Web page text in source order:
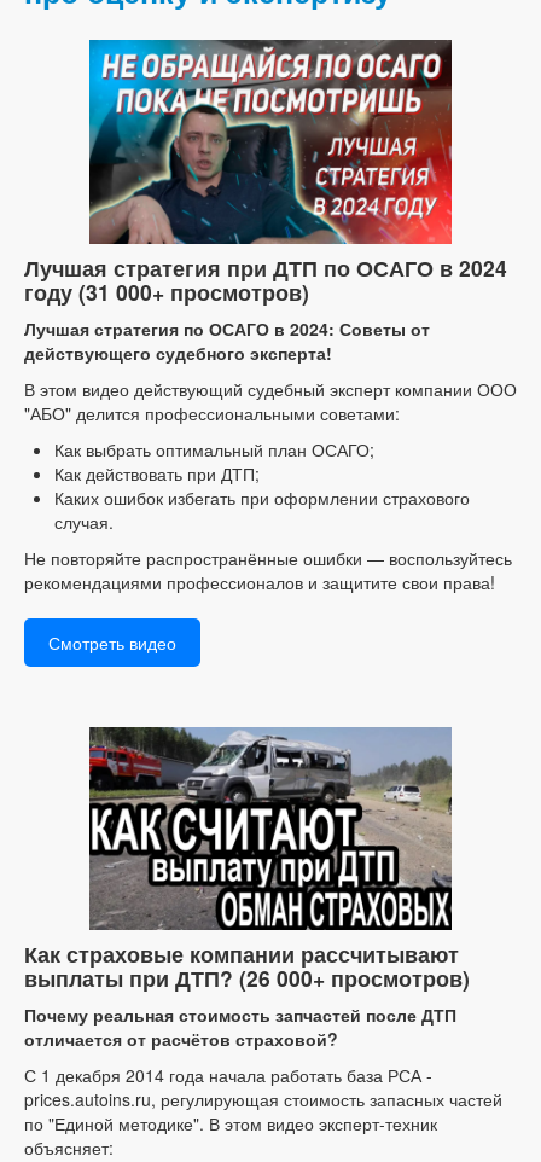
Лучшая стратегия при ДТП по ОСАГО в 2024
году (31 000+ просмотров)
Лучшая стратегия по ОСАГО в 2024: Советы от
действующего судебного эксперта!
В этом видео действующий судебный эксперт компании ООО
"АБО" делится профессиональными советами:
Как выбрать оптимальный план ОСАГО;
Как действовать при ДТП;
Каких ошибок избегать при оформлении страхового
случая.
Не повторяйте распространённые ошибки — воспользуйтесь
рекомендациями профессионалов и защитите свои права!
Смотреть видео
Как страховые компании рассчитывают
выплаты при ДТП? (26 000+ просмотров)
Почему реальная стоимость запчастей после ДТП
отличается от расчётов страховой?
С 1 декабря 2014 года начала работать база РСА -
prices.autoins.ru, регулирующая стоимость запасных частей
по "Единой методике". В этом видео эксперт-техник
объясняет: